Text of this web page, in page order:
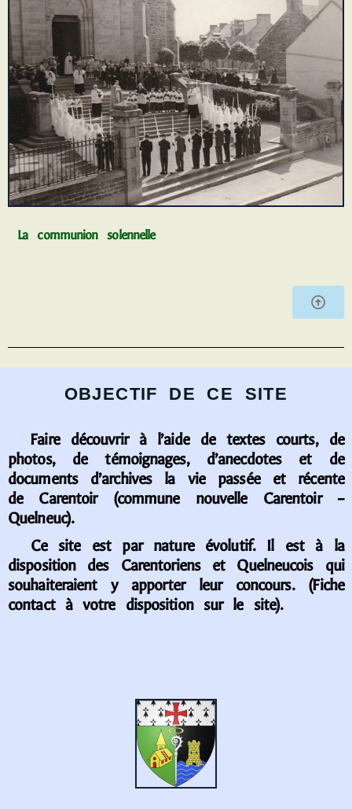
La communion solennelle
OBJECTIF DE CE SITE
Faire découvrir à l’aide de textes courts, de
photos, de témoignages, d’anecdotes et de
documents d’archives la vie passée et récente
de Carentoir (commune nouvelle Carentoir –
Quelneuc).
Ce site est par nature évolutif. Il est à la
disposition des Carentoriens et Quelneucois qui
souhaiteraient y apporter leur concours. (Fiche
contact à votre disposition sur le site).